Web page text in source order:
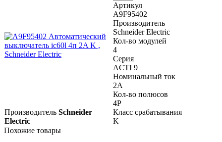
Артикул
A9F95402
Производитель
Schneider Electric
Кол-во модулей
4
Серия
ACTI 9
Номинальный ток
2A
Кол-во полюсов
4P
Класс срабатывания
K
Производитель Schneider
Electric
Похожие товары